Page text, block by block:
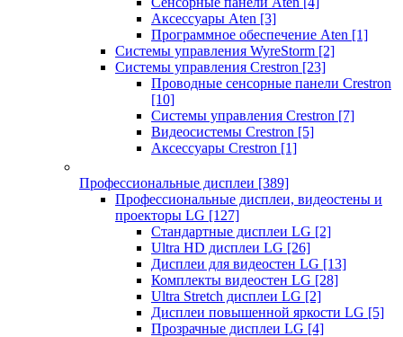
Аксессуары Aten [3]
Программное обеспечение Aten [1]
Системы управления WyreStorm [2]
Системы управления Crestron [23]
Проводные сенсорные панели Crestron
[10]
Системы управления Crestron [7]
Видеосистемы Crestron [5]
Аксессуары Crestron [1]
Профессиональные дисплеи [389]
Профессиональные дисплеи, видеостены и
проекторы LG [127]
Стандартные дисплеи LG [2]
Ultra HD дисплеи LG [26]
Дисплеи для видеостен LG [13]
Комплекты видеостен LG [28]
Ultra Stretch дисплеи LG [2]
Дисплеи повышенной яркости LG [5]
Прозрачные дисплеи LG [4]